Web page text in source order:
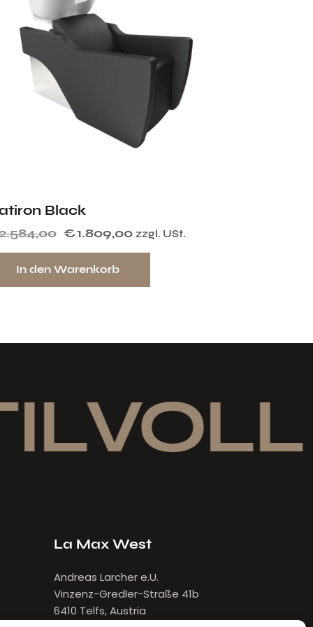
Black
€1.809,00 zzgl. USt.
In den Warenkorb
La Max West
Andreas Larcher e.U.
Vinzenz-Gredler-Straße 41b
6410 Telfs, Austria